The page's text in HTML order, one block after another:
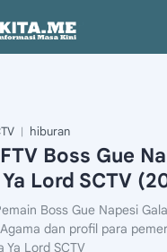
hiburan
Boss Gue
Lord SCTV
Boss Gue Napesi
dan profil para
Ya Lord SCTV